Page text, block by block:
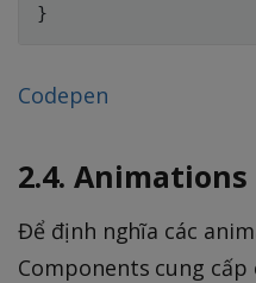
Codepen
2.4. Animations
Để định nghĩa các
Components cung cấp